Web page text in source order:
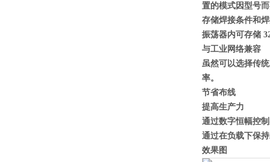
置的模式因型号
存储焊接条件和
振荡器内可存储
与工业网络兼容
虽然可以选择传
率。
节省布线
提高生产力
通过数字恒幅控
通过在负载下保
效果图